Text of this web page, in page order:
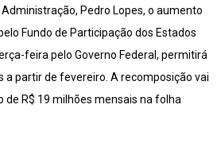
Pedro Lopes, o aumento
Fundo de Participação dos Estados
feira pelo Governo Federal, permitirá
a partir de fevereiro. A recomposição vai
R$ 19 milhões mensais na folha